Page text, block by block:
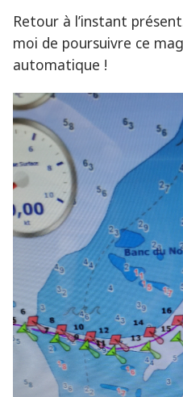
Retour à l’instant
moi de poursuivre ce
automatique !